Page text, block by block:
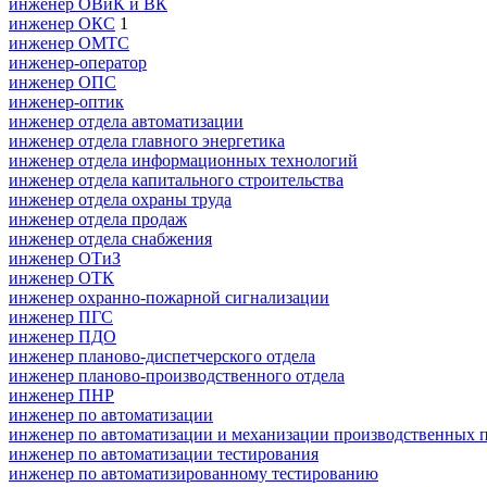
инженер ОКС 1
инженер ОМТС
инженер-оператор
инженер ОПС
инженер-оптик
инженер отдела автоматизации
инженер отдела главного энергетика
инженер отдела информационных технологий
инженер отдела капитального строительства
инженер отдела охраны труда
инженер отдела продаж
инженер отдела снабжения
инженер ОТиЗ
инженер ОТК
инженер охранно-пожарной сигнализации
инженер ПГС
инженер ПДО
инженер планово-диспетчерского отдела
инженер планово-производственного отдела
инженер ПНР
инженер по автоматизации
инженер по автоматизации и механизации производственных
инженер по автоматизации тестирования
инженер по автоматизированному тестированию